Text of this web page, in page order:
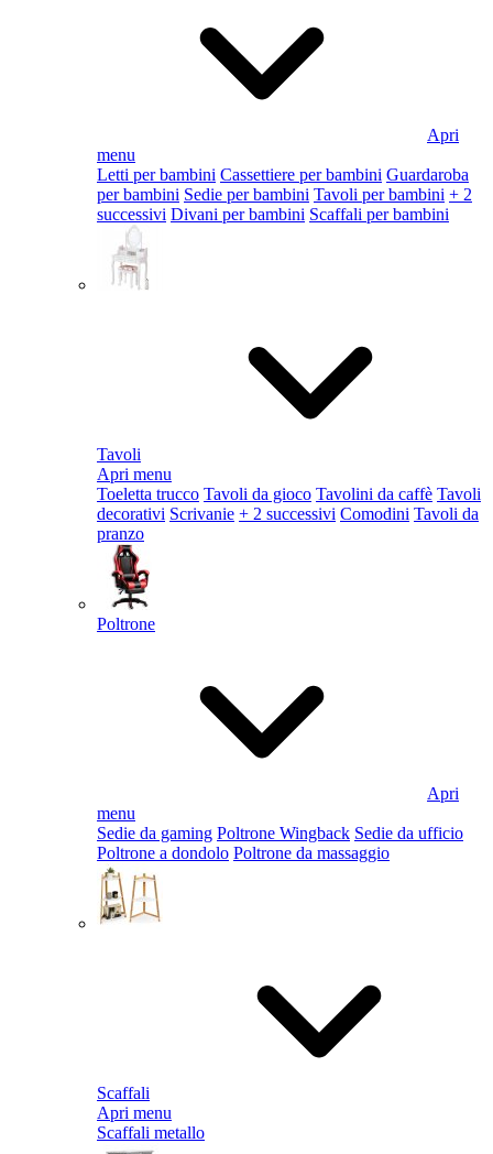
Apri
menu
Letti per bambini Cassettiere per bambini Guardaroba
per bambini Sedie per bambini Tavoli per bambini + 2
successivi Divani per bambini Scaffali per bambini
Tavoli
Apri menu
Toeletta trucco Tavoli da gioco Tavolini da caffè Tavoli
decorativi Scrivanie + 2 successivi Comodini Tavoli da
pranzo
Poltrone
Apri
menu
Sedie da gaming Poltrone Wingback Sedie da ufficio
Poltrone a dondolo Poltrone da massaggio
Scaffali
Apri menu
Scaffali metallo